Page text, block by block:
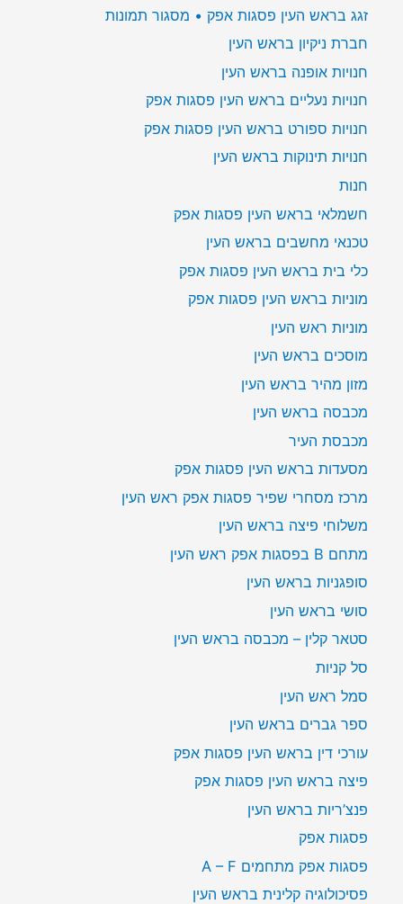
זגג בראש העין פסגות אפק • מסגור תמונות
חברת ניקיון בראש העין
חנויות אופנה בראש העין
חנויות נעליים בראש העין פסגות אפק
חנויות ספורט בראש העין פסגות אפק
חנויות תינוקות בראש העין
חנות
חשמלאי בראש העין פסגות אפק
טכנאי מחשבים בראש העין
כלי בית בראש העין פסגות אפק
מוניות בראש העין פסגות אפק
מוניות ראש העין
מוסכים בראש העין
מזון מהיר בראש העין
מכבסה בראש העין
מכבסת העיר
מסעדות בראש העין פסגות אפק
מרכז מסחרי שפיר פסגות אפק ראש העין
משלוחי פיצה בראש העין
מתחם B בפסגות אפק ראש העין
סופגניות בראש העין
סושי בראש העין
סטאר קלין – מכבסה בראש העין
סל קניות
סמל ראש העין
ספר גברים בראש העין
עורכי דין בראש העין פסגות אפק
פיצה בראש העין פסגות אפק
פנצ’ריות בראש העין
פסגות אפק
פסגות אפק מתחמים A – F
פסיכולוגיה קלינית בראש העין